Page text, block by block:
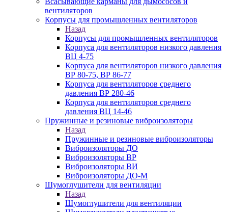
вентиляторов
Корпусы для промышленных вентиляторов
Назад
Корпусы для промышленных вентиляторов
Корпуса для вентиляторов низкого давления
ВЦ 4-75
Корпуса для вентиляторов низкого давления
ВР 80-75, ВР 86-77
Корпуса для вентиляторов среднего
давления ВР 280-46
Корпуса для вентиляторов среднего
давления ВЦ 14-46
Пружинные и резиновые виброизоляторы
Назад
Пружинные и резиновые виброизоляторы
Виброизоляторы ДО
Виброизоляторы ВР
Виброизоляторы ВИ
Виброизоляторы ДО-М
Шумоглушители для вентиляции
Назад
Шумоглушители для вентиляции